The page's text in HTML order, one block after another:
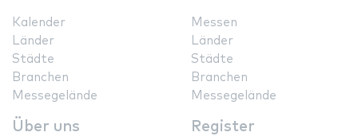
Kalender
Länder
Städte
Branchen
Messegelände
Messen
Länder
Städte
Branchen
Messegelände
Über uns Register